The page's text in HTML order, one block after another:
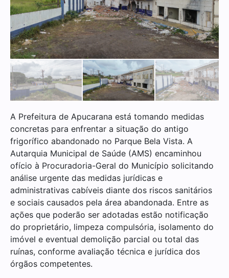
A Prefeitura de Apucarana está tomando medidas
concretas para enfrentar a situação do antigo
frigorífico abandonado no Parque Bela Vista. A
Autarquia Municipal de Saúde (AMS) encaminhou
ofício à Procuradoria-Geral do Município solicitando
análise urgente das medidas jurídicas e
administrativas cabíveis diante dos riscos sanitários
e sociais causados pela área abandonada. Entre as
ações que poderão ser adotadas estão notificação
do proprietário, limpeza compulsória, isolamento do
imóvel e eventual demolição parcial ou total das
ruínas, conforme avaliação técnica e jurídica dos
órgãos competentes.